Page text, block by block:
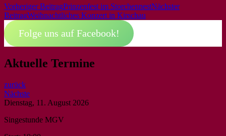
Beitrags-
Navigation
Vorheriger BeitragPrinzenfest im StorchennestNächster
BeitragWeihnachtliches Konzert in Kirschau
Folge uns auf Facebook!
Aktuelle Termine
zurück
Nächste
Dienstag, 11. August 2026
Singestunde MGV